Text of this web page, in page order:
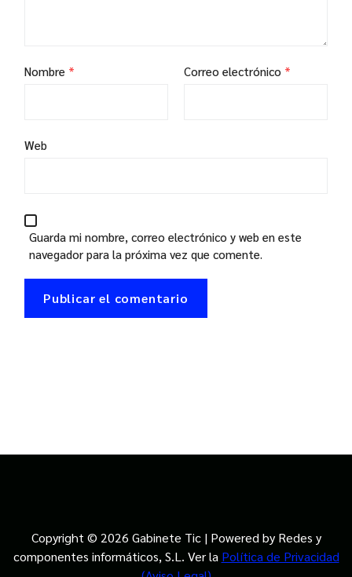
Nombre * Correo electrónico *
Web
Guarda mi nombre, correo electrónico y web en este
navegador para la próxima vez que comente.
Copyright © 2026 Gabinete Tic | Powered by Redes y
componentes informáticos, S.L. Ver la Política de Privacidad